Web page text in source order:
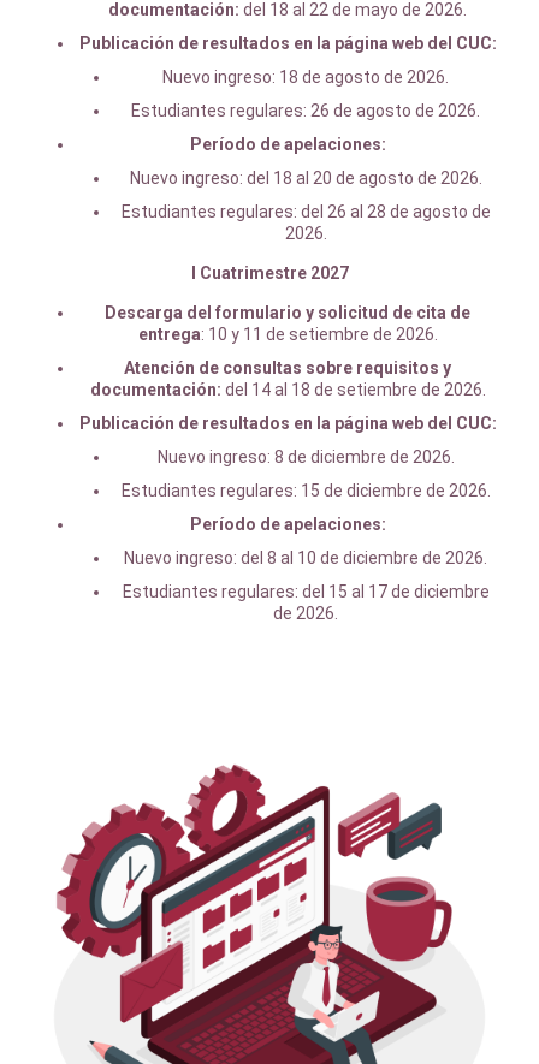
documentación: del 18 al 22 de mayo de 2026.
Publicación de resultados en la página web del CUC:
Nuevo ingreso: 18 de agosto de 2026.
Estudiantes regulares: 26 de agosto de 2026.
Período de apelaciones:
Nuevo ingreso: del 18 al 20 de agosto de 2026.
Estudiantes regulares: del 26 al 28 de agosto de
2026.
I Cuatrimestre 2027
Descarga del formulario y solicitud de cita de
entrega: 10 y 11 de setiembre de 2026.
Atención de consultas sobre requisitos y
documentación: del 14 al 18 de setiembre de 2026.
Publicación de resultados en la página web del CUC:
Nuevo ingreso: 8 de diciembre de 2026.
Estudiantes regulares: 15 de diciembre de 2026.
Período de apelaciones:
Nuevo ingreso: del 8 al 10 de diciembre de 2026.
Estudiantes regulares: del 15 al 17 de diciembre
de 2026.